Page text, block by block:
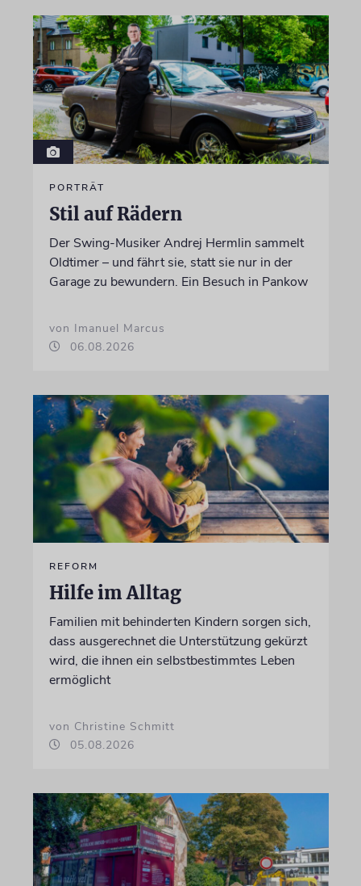
PORTRÄT
Stil auf Rädern
Der Swing-Musiker Andrej Hermlin sammelt
Oldtimer – und fährt sie, statt sie nur in der
Garage zu bewundern. Ein Besuch in Pankow
von Imanuel Marcus
06.08.2026
REFORM
Hilfe im Alltag
Familien mit behinderten Kindern sorgen sich,
dass ausgerechnet die Unterstützung gekürzt
wird, die ihnen ein selbstbestimmtes Leben
ermöglicht
von Christine Schmitt
05.08.2026